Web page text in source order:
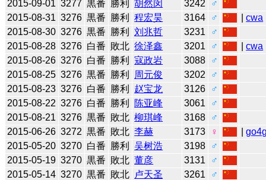
2015-09-01 3277 黒番 勝利 胡然闵 3242
♂
2015-08-31 3276 黒番 勝利 程宏昊 3164 ♂ |cwa
2015-08-30 3276 黒番 勝利 刘兆哲 3231
♂
2015-08-28 3276 白番 敗北 徐泽鑫 3201 ♂ |cwa
2015-08-26 3276 白番 勝利 寇政岩 3088
♂
2015-08-25 3276 黒番 勝利 周元俊 3202
♂
2015-08-23 3276 白番 勝利 赵宝龙 3126
♂
2015-08-22 3276 白番 勝利 陈亚峰 3061
♂
2015-08-21 3276 黒番 敗北 柳琪峰 3168
♂
2015-06-26 3272 黒番 敗北 李赫 3173 ♀ |
2015-05-20 3270 白番 勝利 吴树浩 3198
♂
2015-05-19 3270 黒番 敗北 董彦 3131
♂
2015-05-14 3270 黒番 敗北 卢天圣 3261
♂